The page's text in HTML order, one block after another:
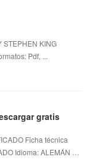
STEPHEN KING
Pdf, ...
gratis
Ficha técnica
Idioma: ALEMÁN …